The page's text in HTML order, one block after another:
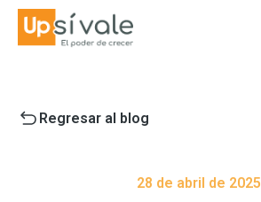
Regresar al blog
28 de abril de 2025